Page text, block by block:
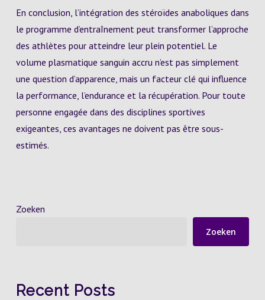
En conclusion, l’intégration des stéroïdes anaboliques dans
le programme d’entraînement peut transformer l’approche
des athlètes pour atteindre leur plein potentiel. Le
volume plasmatique sanguin accru n’est pas simplement
une question d’apparence, mais un facteur clé qui influence
la performance, l’endurance et la récupération. Pour toute
personne engagée dans des disciplines sportives
exigeantes, ces avantages ne doivent pas être sous-
estimés.
Zoeken
Zoeken
Recent Posts